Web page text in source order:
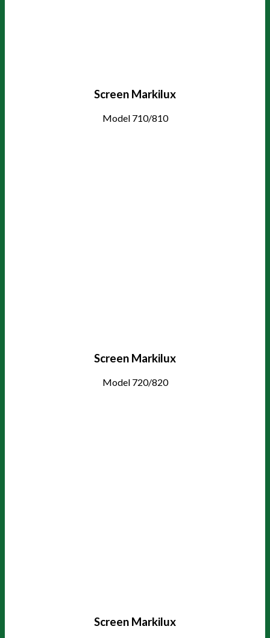
Screen Markilux
Model 710/810
Screen Markilux
Model 720/820
Screen Markilux